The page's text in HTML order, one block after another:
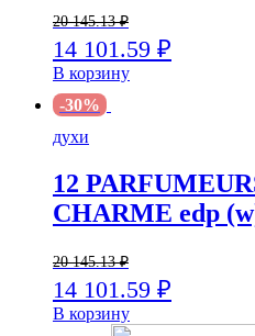
20 145.13₽
14 101.59 ₽
В корзину
-30%
духи
12
CHARME edp
20 145.13₽
14 101.59 ₽
В корзину